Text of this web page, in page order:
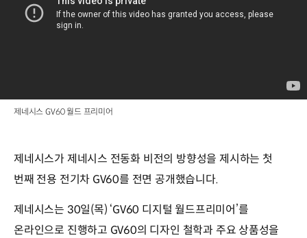
제네시스 GV60 월드 프리미어
제네시스가 제네시스 전동화 비전의 방향성을 제시하는 첫
번째 전용 전기차 GV60를 전면 공개했습니다.
제네시스는 30일(목) ‘GV60 디지털 월드프리미어’를
온라인으로 진행하고 GV60의 디자인 철학과 주요 상품성을